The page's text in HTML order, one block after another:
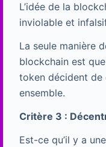
L’idée de la
inviolable et
La seule manière
blockchain est
token décident de
ensemble.
Critère 3 :
Est-ce qu’il y a